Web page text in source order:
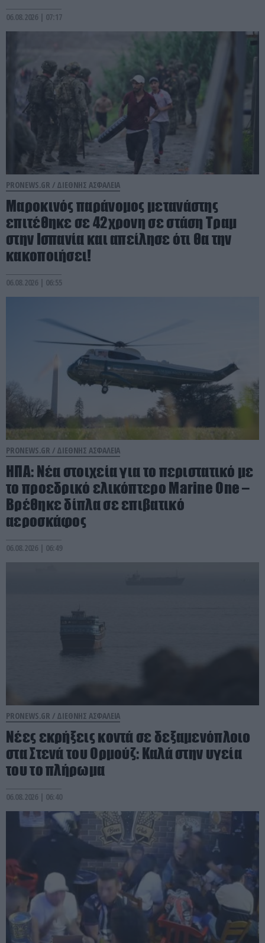
06.08.2026 | 07:17
PRONEWS.GR / ΔΙΕΘΝΗΣ ΑΣΦΑΛΕΙΑ
Μαροκινός παράνομος μετανάστης
επιτέθηκε σε 42χρονη σε στάση Τραμ
στην Ισπανία και απείλησε ότι θα την
κακοποιήσει!
06.08.2026 | 06:55
PRONEWS.GR / ΔΙΕΘΝΗΣ ΑΣΦΑΛΕΙΑ
ΗΠΑ: Nέα στοιχεία για το περιστατικό με
το προεδρικό ελικόπτερο Marine One –
Βρέθηκε δίπλα σε επιβατικό
αεροσκάφος
06.08.2026 | 06:49
PRONEWS.GR / ΔΙΕΘΝΗΣ ΑΣΦΑΛΕΙΑ
Νέες εκρήξεις κοντά σε δεξαμενόπλοιο
στα Στενά του Ορμούζ: Καλά στην υγεία
του το πλήρωμα
06.08.2026 | 06:40